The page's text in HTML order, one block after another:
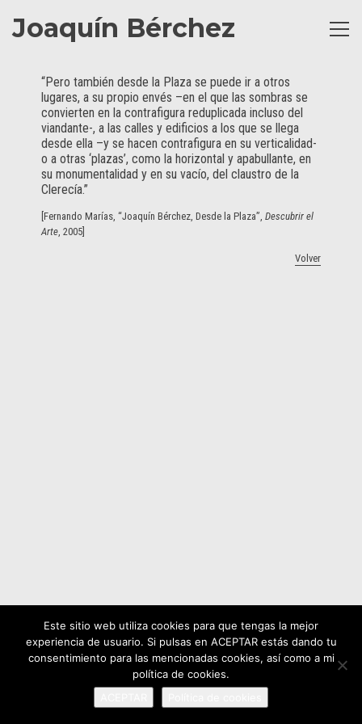
Joaquín Bérchez
“Pero también desde la Plaza se puede ir a otros
lugares, a su propio envés –en el que las sombras se
convierten en la contrafigura reduplicada incluso del
viandante-, a las calles y edificios a los que se llega
desde ella –y se hacen contrafigura en su verticalidad-
o a otras ‘plazas’, como la horizontal y apabullante, en
su monumentalidad y en su vacío, del claustro de la
Clerecía.”
[Fernando Marías, “Joaquín Bérchez, Desde la Plaza”, Descubrir el
Arte, 2005]
Volver
Este sitio web utiliza cookies para que tengas la mejor
experiencia de usuario. Si pulsas en ACEPTAR estás dando tu
consentimiento para las mencionadas cookies, así como a mi
política de cookies.